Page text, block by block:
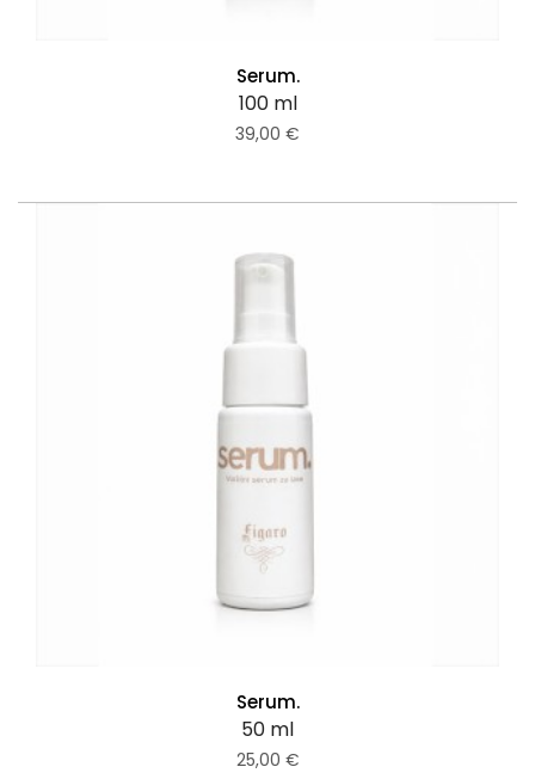
Serum.
100 ml
39,00 €
Serum.
50 ml
25,00 €